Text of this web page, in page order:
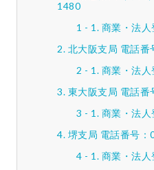
1480
商業・法
北大阪支局 電話
商業・法
東大阪支局 電話
商業・法
堺支局 電話番号
商業・法